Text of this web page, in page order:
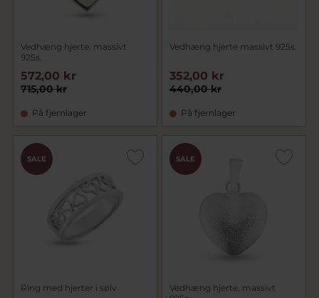
Vedhæng hjerte, massivt
925s.
715,00 kr
572,00 kr
På fjernlager
Vedhæng hjerte massivt 925s.
440,00 kr
352,00 kr
På fjernlager
SALE
Ring med hjerter i sølv
SALE
Vedhæng hjerte, massivt